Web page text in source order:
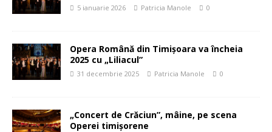
5 ianuarie 2026 Patricia Manole 0
Opera Română din Timișoara va încheia
2025 cu „Liliacul”
31 decembrie 2025 Patricia Manole 0
„Concert de Crăciun”, mâine, pe scena
Operei timișorene